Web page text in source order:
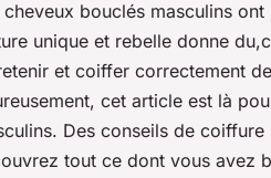
cheveux bouclés masculins
unique et rebelle donne
et coiffer correctement
cet article est là
Des conseils de
tout ce dont vous avez